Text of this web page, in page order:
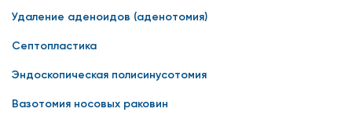
Удаление аденоидов (аденотомия)
Септопластика
Эндоскопическая полисинусотомия
Вазотомия носовых раковин